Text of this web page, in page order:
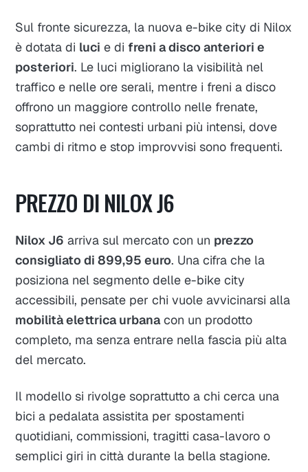
Sul fronte sicurezza, la nuova e-bike city di Nilox
è dotata di luci e di freni a disco anteriori e
posteriori. Le luci migliorano la visibilità nel
traffico e nelle ore serali, mentre i freni a disco
offrono un maggiore controllo nelle frenate,
soprattutto nei contesti urbani più intensi, dove
cambi di ritmo e stop improvvisi sono frequenti.
PREZZO DI NILOX J6
Nilox J6 arriva sul mercato con un prezzo
consigliato di 899,95 euro. Una cifra che la
posiziona nel segmento delle e-bike city
accessibili, pensate per chi vuole avvicinarsi alla
mobilità elettrica urbanacon un prodotto
completo, ma senza entrare nella fascia più alta
del mercato.
Il modello si rivolge soprattutto a chi cerca una
bici a pedalata assistita per spostamenti
quotidiani, commissioni, tragitti casa-lavoro o
semplici giri in città durante la bella stagione.